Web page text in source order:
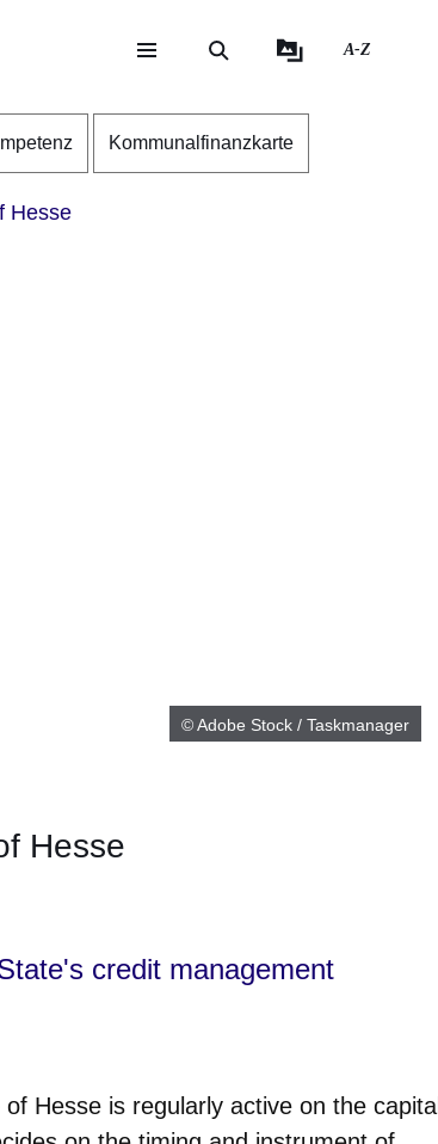
A-Z
Kommunalfinanzkarte
Hesse
© Adobe Stock / Taskmanager
Hesse
credit management
Hesse is regularly active on the capital